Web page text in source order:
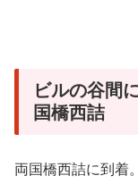
ビルの谷間
国橋西詰
両国橋西詰に到着